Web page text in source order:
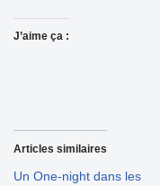
J’aime ça :
Articles similaires
Un One-night dans les